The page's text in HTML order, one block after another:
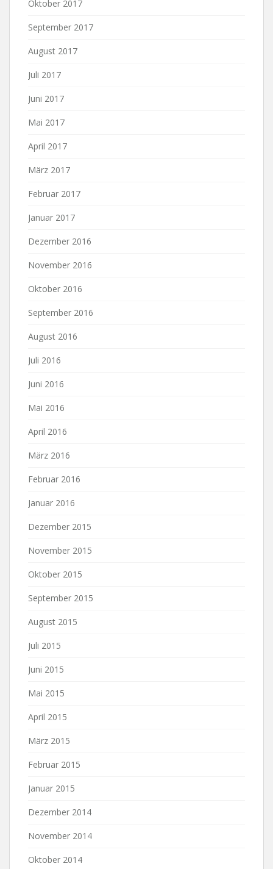
Oktober 2017
September 2017
August 2017
Juli 2017
Juni 2017
Mai 2017
April 2017
März 2017
Februar 2017
Januar 2017
Dezember 2016
November 2016
Oktober 2016
September 2016
August 2016
Juli 2016
Juni 2016
Mai 2016
April 2016
März 2016
Februar 2016
Januar 2016
Dezember 2015
November 2015
Oktober 2015
September 2015
August 2015
Juli 2015
Juni 2015
Mai 2015
April 2015
März 2015
Februar 2015
Januar 2015
Dezember 2014
November 2014
Oktober 2014